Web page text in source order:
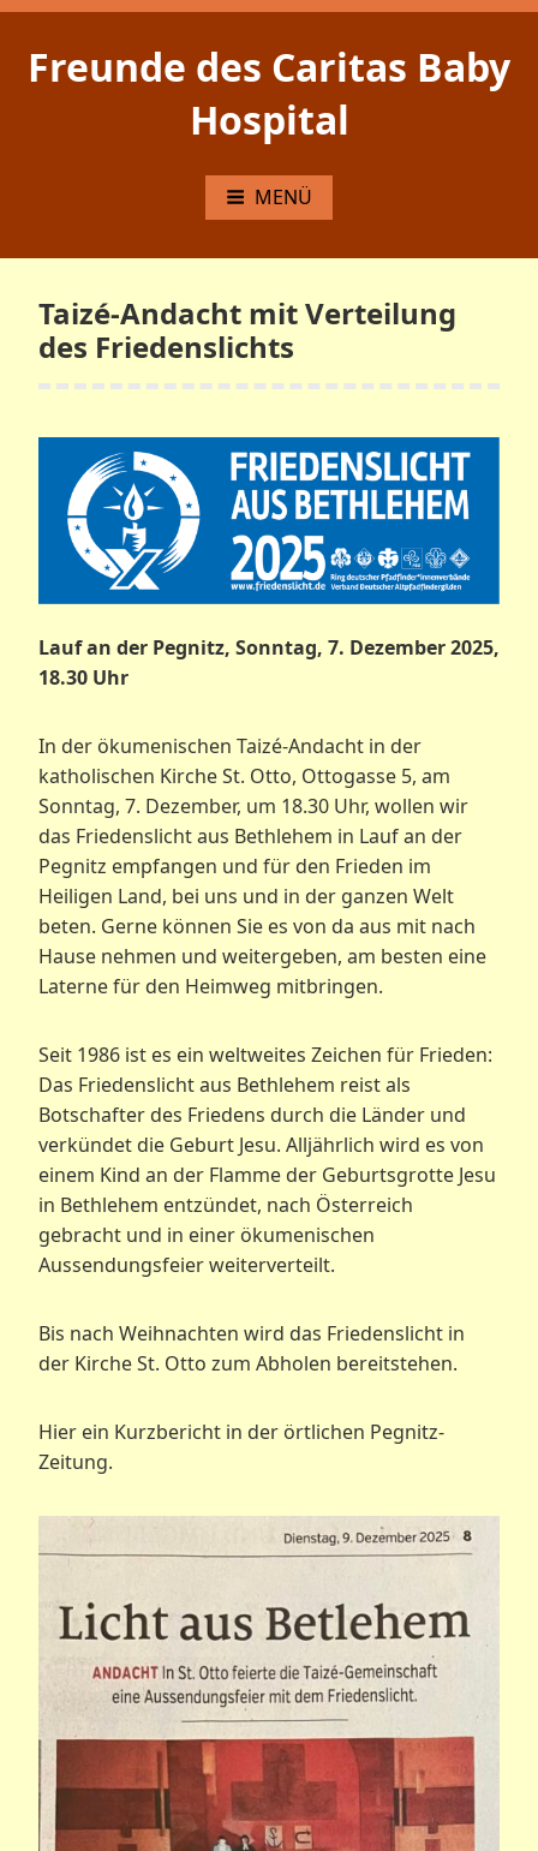
Zum
springen
Freunde des Caritas Baby
Hospital
MENÜ
Taizé-Andacht mit Verteilung
des Friedenslichts
Lauf an der Pegnitz, Sonntag, 7. Dezember 2025,
18.30 Uhr
In der ökumenischen Taizé-Andacht in der
katholischen Kirche St. Otto, Ottogasse 5, am
Sonntag, 7. Dezember, um 18.30 Uhr, wollen wir
das Friedenslicht aus Bethlehem in Lauf an der
Pegnitz empfangen und für den Frieden im
Heiligen Land, bei uns und in der ganzen Welt
beten. Gerne können Sie es von da aus mit nach
Hause nehmen und weitergeben, am besten eine
Laterne für den Heimweg mitbringen.
Seit 1986 ist es ein weltweites Zeichen für Frieden:
Das Friedenslicht aus Bethlehem reist als
Botschafter des Friedens durch die Länder und
verkündet die Geburt Jesu. Alljährlich wird es von
einem Kind an der Flamme der Geburtsgrotte Jesu
in Bethlehem entzündet, nach Österreich
gebracht und in einer ökumenischen
Aussendungsfeier weiterverteilt.
Bis nach Weihnachten wird das Friedenslicht in
der Kirche St. Otto zum Abholen bereitstehen.
Hier ein Kurzbericht in der örtlichen Pegnitz-
Zeitung.